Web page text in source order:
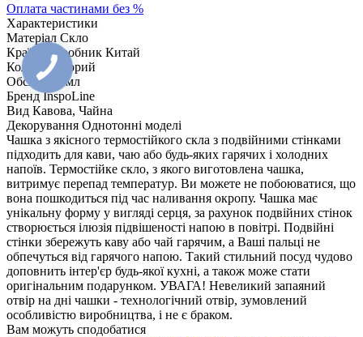
Оплата частинами без %
Характеристики
Матеріал Скло
Країна-виробник Китай
Колір
Прозорий
Обсяг 150 мл
Бренд InspoLine
Вид Кавова, Чайна
Декорування Однотонні моделі
Чашка з якісного термостійкого скла з подвійними стінками
підходить для кави, чаю або будь-яких гарячих і холодних
напоїв. Термостійке скло, з якого виготовлена чашка,
витримує перепад температур. Ви можете не побоюватися, що
вона пошкодиться під час наливання окропу. Чашка має
унікальну форму у вигляді серця, за рахунок подвійних стінок
створюється ілюзія підвішеності напою в повітрі. Подвійні
стінки збережуть каву або чай гарячим, а Ваші пальці не
обпечуться від гарячого напою. Такий стильний посуд чудово
доповнить інтер'єр будь-якої кухні, а також може стати
оригінальним подарунком. УВАГА! Невеликий запаяний
отвір на дні чашки - технологічний отвір, зумовлений
особливістю виробництва, і не є браком.
Вам можуть сподобатися